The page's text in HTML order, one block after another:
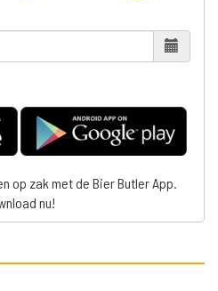
op zak met de Bier Butler App.
nu!